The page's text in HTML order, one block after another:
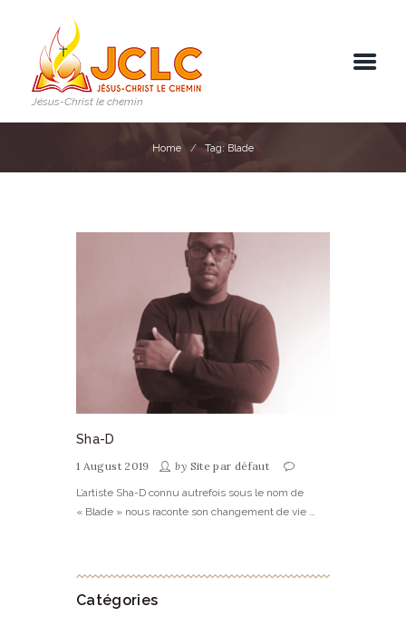
Jésus-Christ le chemin
Home Tag: Blade
Sha-D
1 August 2019 by Site par défaut
L’artiste Sha-D connu autrefois sous le nom de
« Blade » nous raconte son changement de vie …
Catégories